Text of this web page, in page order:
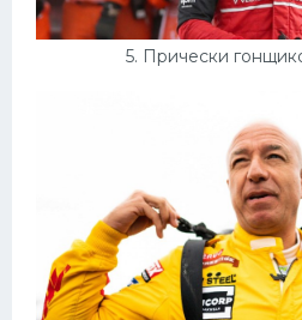
5. Прически